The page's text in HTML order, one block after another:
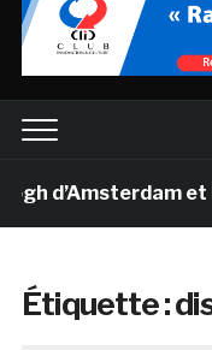
d’Amsterdam et
Étiquette :